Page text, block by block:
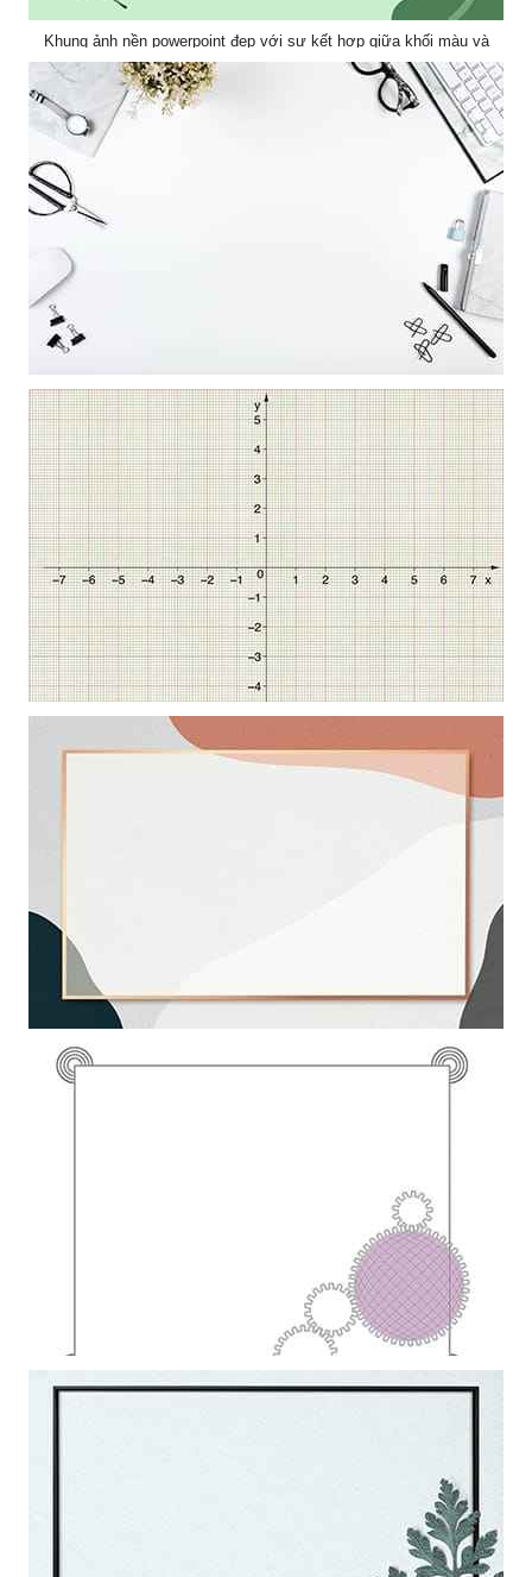
Khung ảnh nền powerpoint đẹp với sự kết hợp giữa khối màu và
cành lá hài hòa
Khung ảnh nền powerpoint trang trí bổi các vật dụng làm việc nghệ
thuật trên nền trắng
Mẫu thiết kế tọa độ làm hình nền powerpoint
Khung ảnh nền powerpoint với sự kết hợp hòa trộn giữa các màu